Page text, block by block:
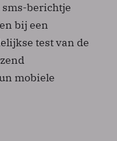
sms-berichtje
bij een
test van de
mobiele